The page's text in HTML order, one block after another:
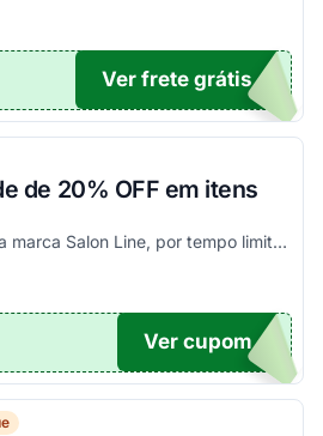
NDO
Ver frete grátis
de 20% OFF em itens
Válido para produtos da marca Salon Line, por tempo limitado. Aplique o cupom Lojas Rede na cesta para visualizar o desconto no site.
O20
Ver cupom